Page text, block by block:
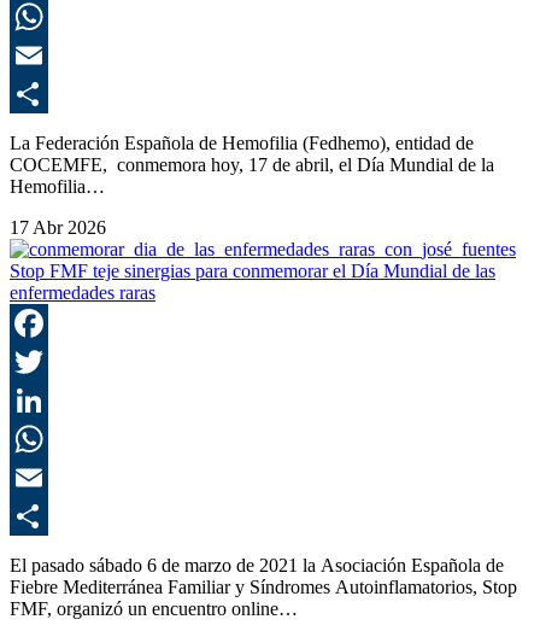
La Federación Española de Hemofilia (Fedhemo), entidad de
COCEMFE, conmemora hoy, 17 de abril, el Día Mundial de la
Hemofilia…
17 Abr 2026
Stop FMF teje sinergias para conmemorar el Día Mundial de las
enfermedades raras
El pasado sábado 6 de marzo de 2021 la Asociación Española de
Fiebre Mediterránea Familiar y Síndromes Autoinflamatorios, Stop
FMF, organizó un encuentro online…